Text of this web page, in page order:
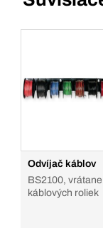
Odvíjač káblov
BS2100,
káblových roliek